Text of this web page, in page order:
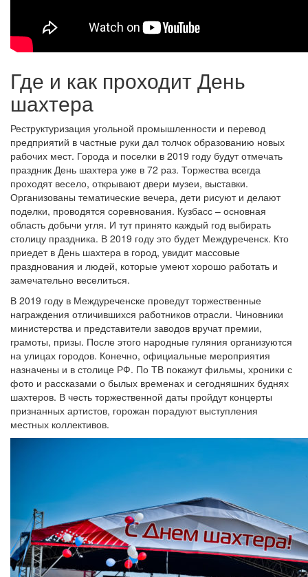
Где и как проходит День
шахтера
Реструктуризация угольной промышленности и перевод
предприятий в частные руки дал толчок образованию новых
рабочих мест. Города и поселки в 2019 году будут отмечать
праздник День шахтера уже в 72 раз. Торжества всегда
проходят весело, открывают двери музеи, выставки.
Организованы тематические вечера, дети рисуют и делают
поделки, проводятся соревнования. Кузбасс – основная
область добычи угля. И тут принято каждый год выбирать
столицу праздника. В 2019 году это будет Междуреченск. Кто
приедет в День шахтера в город, увидит массовые
празднования и людей, которые умеют хорошо работать и
замечательно веселиться.
В 2019 году в Междуреченске проведут торжественные
награждения отличившихся работников отрасли. Чиновники
министерства и представители заводов вручат премии,
грамоты, призы. После этого народные гуляния организуются
на улицах городов. Конечно, официальные мероприятия
назначены и в столице РФ. По ТВ покажут фильмы, хроники с
фото и рассказами о былых временах и сегодняшних буднях
шахтеров. В честь торжественной даты пройдут концерты
признанных артистов, горожан порадуют выступления
местных коллективов.